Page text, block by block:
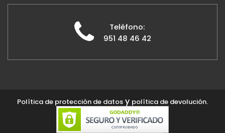
Teléfono:
951 48 46 42
Política de protección de datos y política de devolución.